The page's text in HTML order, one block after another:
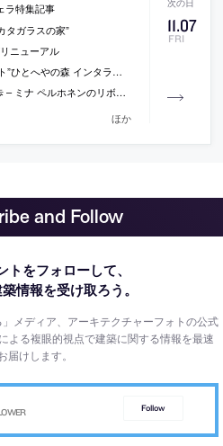
11.07
FRI
ラ特集記事
タガラスの家”
ニューアル
の森 インタラクティブな風景”
ルホネンのリボンプロジェクト”
ほか
and Follow
トをフォローして、
情報を受け取ろう。
」メディア、アーキテクチャーフォトの公式
よる複眼的視点で建築に関する情報を最速
届けします。
Follow